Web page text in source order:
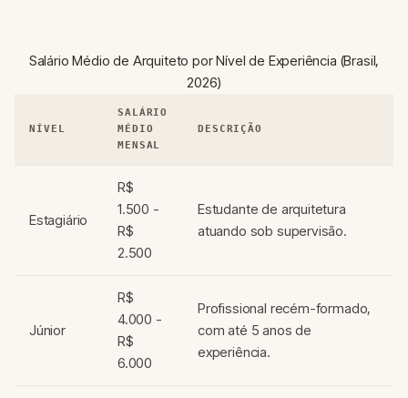
Salário Médio de Arquiteto por Nível de Experiência (Brasil,
2026)
NÍVEL
SALÁRIO
MÉDIO
MENSAL
DESCRIÇÃO
Estagiário
R$
1.500 -
R$
2.500
Estudante de arquitetura
atuando sob supervisão.
Júnior
R$
4.000 -
R$
6.000
Profissional recém-formado,
com até 5 anos de
experiência.